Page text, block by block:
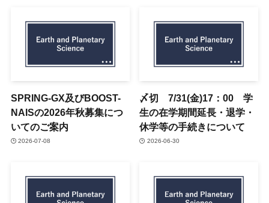
SPRING-GX及びBOOST-
NAISの2026年秋募集につ
いてのご案内
2026-07-08
〆切 7/31(金)17：00 学
生の在学期間延長・退学・
休学等の手続きについて
2026-06-30